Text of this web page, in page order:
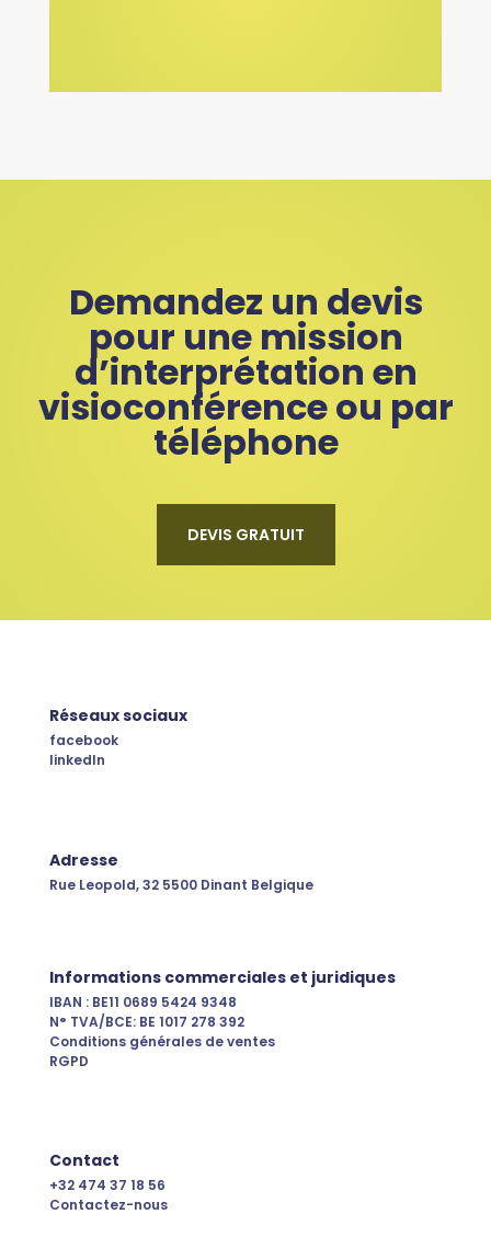
Demandez un devis
pour une mission
d’interprétation en
visioconférence ou par
téléphone
DEVIS GRATUIT
Réseaux sociaux
facebook
linkedIn
Adresse
Rue Leopold, 32 5500 Dinant Belgique
Informations commerciales et juridiques
IBAN : BE11 0689 5424 9348
N° TVA/BCE: BE 1017 278 392
Conditions générales de ventes
RGPD
Contact
+32 474 37 18 56
Contactez-nous